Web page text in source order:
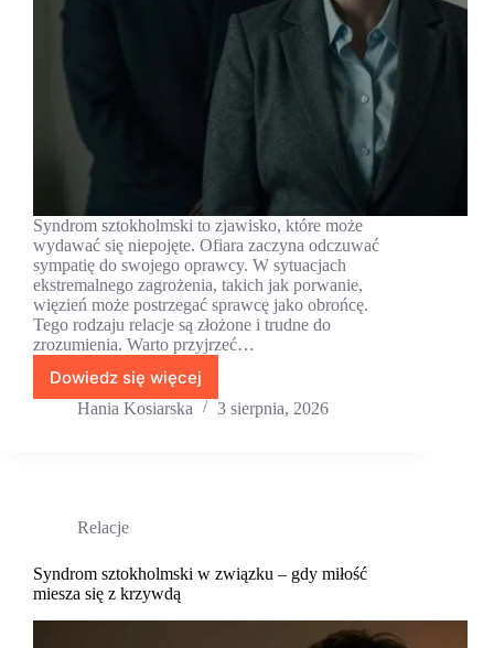
Syndrom sztokholmski to zjawisko, które może
wydawać się niepojęte. Ofiara zaczyna odczuwać
sympatię do swojego oprawcy. W sytuacjach
ekstremalnego zagrożenia, takich jak porwanie,
więzień może postrzegać sprawcę jako obrońcę.
Tego rodzaju relacje są złożone i trudne do
zrozumienia. Warto przyjrzeć…
Dowiedz się więcej
Syndrom
sztokholmski
stronie
Hania Kosiarska 3 sierpnia, 2026
Relacje
Syndrom sztokholmski w związku – gdy miłość
miesza się z krzywdą